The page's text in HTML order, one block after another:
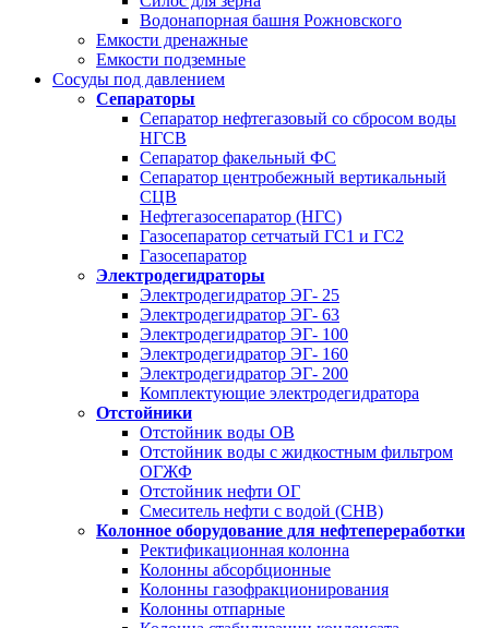
Водонапорная башня Рожновского
Емкости дренажные
Емкости подземные
Сосуды под давлением
Сепараторы
Сепаратор нефтегазовый со сбросом воды
НГСВ
Сепаратор факельный ФС
Сепаратор центробежный вертикальный
СЦВ
Нефтегазосепаратор (НГС)
Газосепаратор сетчатый ГС1 и ГС2
Газосепаратор
Электродегидраторы
Электродегидратор ЭГ- 25
Электродегидратор ЭГ- 63
Электродегидратор ЭГ- 100
Электродегидратор ЭГ- 160
Электродегидратор ЭГ- 200
Комплектующие электродегидратора
Отстойники
Отстойник воды ОВ
Отстойник воды с жидкостным фильтром
ОГЖФ
Отстойник нефти ОГ
Смеситель нефти с водой (СНВ)
Колонное оборудование для нефтепереработки
Ректификационная колонна
Колонны абсорбционные
Колонны газофракционирования
Колонны отпарные